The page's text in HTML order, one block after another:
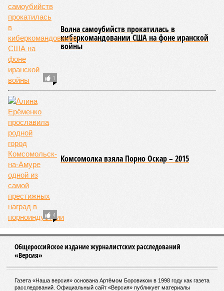
1
Волна самоубийств прокатилась в
киберкомандовании США на фоне иранской
войны
4
Комсомолка взяла Порно Оскар – 2015
Общероссийское издание журналистских расследований
«Версия»
Газета «Наша версия» основана Артёмом Боровиком в 1998 году как газета
расследований. Официальный сайт «Версия» публикует материалы